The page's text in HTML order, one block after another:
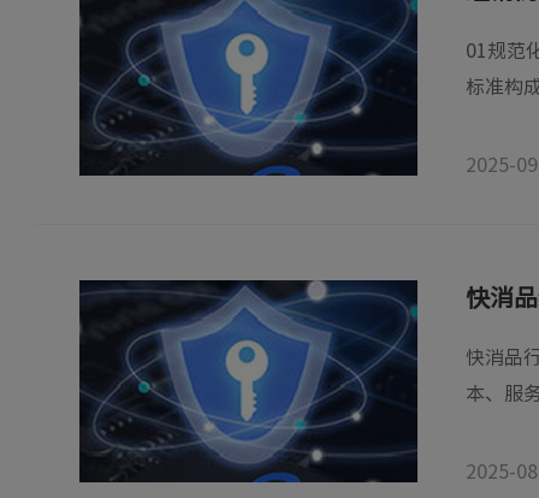
01规范
标准构
2025-
快消
快消品
本、服
2025-